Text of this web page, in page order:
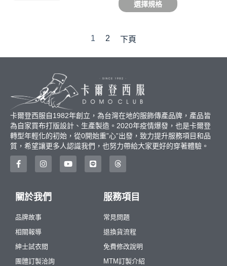
選擇規格
1 2 下頁
卡爾登西服自1982年創立，為台灣在地的服飾傳產品牌，產品皆
為自家買布打版設計、生產製造。2020年疫情爆發，也是卡爾登
轉型年輕化的初始，從0開始重”心”出發，致力提升服務項目和品
質，希望讓更多人認識我們，也努力帶給大家更好的穿著體驗。
關於我們
品牌故事
相關報導
紳士試衣間
團體訂製洽詢
服務項目
常見問題
退換貨流程
免費修改說明
MTM訂製介紹